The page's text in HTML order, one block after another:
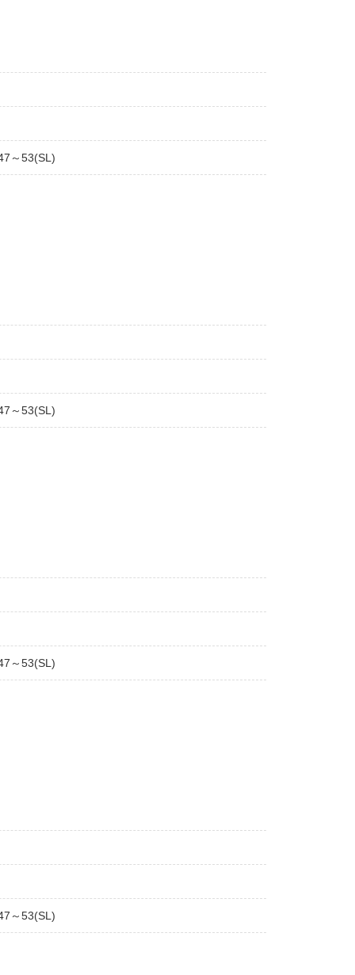
～53(SL)
～53(SL)
～53(SL)
～53(SL)